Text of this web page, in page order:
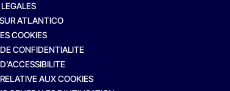
ATLANTICO
COOKIES
CONFIDENTIALITE
AUX COOKIES